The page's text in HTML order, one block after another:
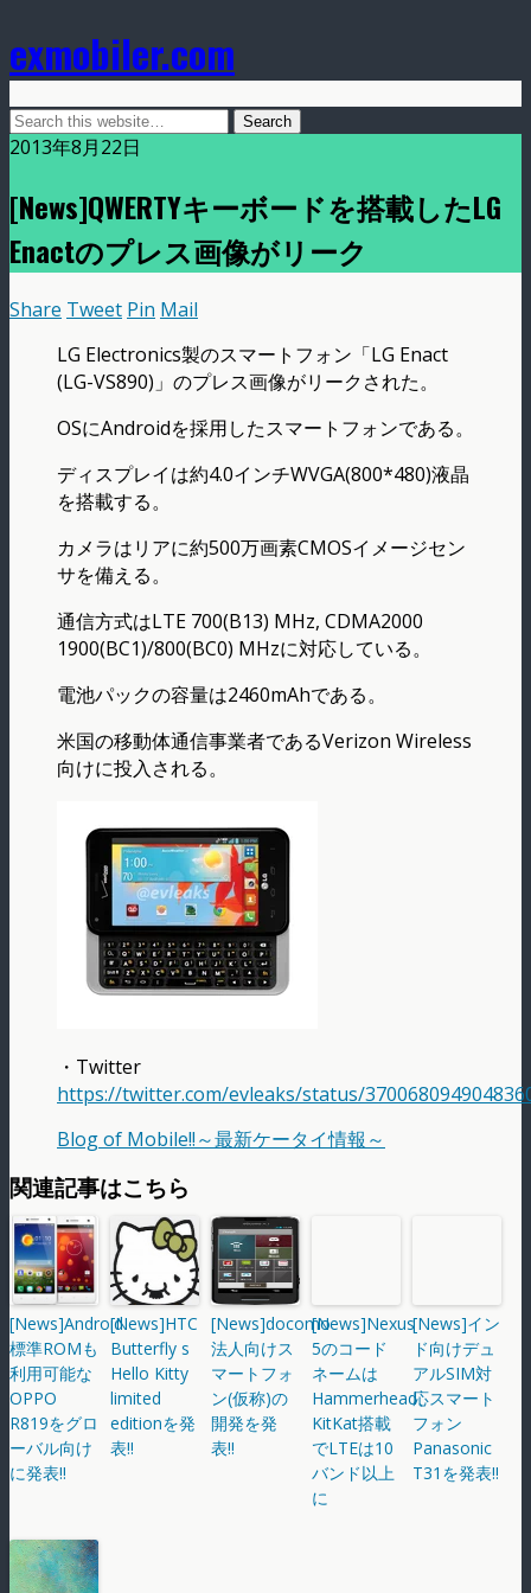
exmobiler.com
2013年8月22日
[News]QWERTYキーボードを搭載したLG
Enactのプレス画像がリーク
Share Tweet Pin Mail
LG Electronics製のスマートフォン「LG Enact
(LG-VS890)」のプレス画像がリークされた。
OSにAndroidを採用したスマートフォンである。
ディスプレイは約4.0インチWVGA(800*480)液晶
を搭載する。
カメラはリアに約500万画素CMOSイメージセン
サを備える。
通信方式はLTE 700(B13) MHz, CDMA2000
1900(BC1)/800(BC0) MHzに対応している。
電池パックの容量は2460mAhである。
米国の移動体通信事業者であるVerizon Wireless
向けに投入される。
・Twitter
https://twitter.com/evleaks/status/
Blog of Mobile!!～最新ケータイ情報～
関連記事はこちら
[News]Android
標準ROMも
利用可能な
OPPO
R819をグロ
ーバル向け
に発表!!
[News]HTC
Butterfly s
Hello Kitty
limited
editionを発
表!!
[News]docomo
法人向けス
マートフォ
ン(仮称)の
開発を発
表!!
[News]Nexus
5のコード
ネームは
Hammerhead、
KitKat搭載
でLTEは10
バンド以上
に
[News]イン
ド向けデュ
アルSIM対
応スマート
フォン
Panasonic
T31を発表!!